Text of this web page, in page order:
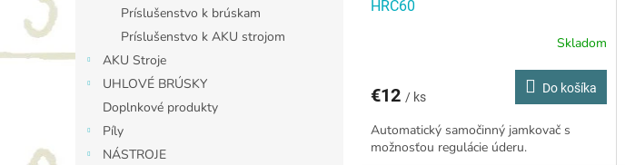
Príslušenstvo k brúskam
Príslušenstvo k AKU strojom
AKU Stroje
UHLOVÉ BRÚSKY
Doplnkové produkty
Píly
NÁSTROJE
HRC60
Skladom
€12 / ks
Do košíka
Automatický samočinný jamkovač s
možnosťou regulácie úderu.